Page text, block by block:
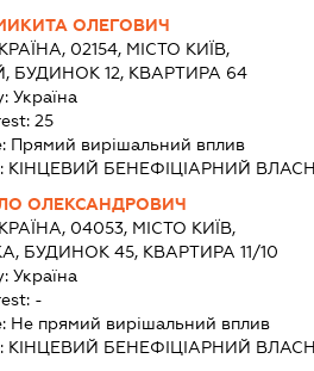
ОЛЕГОВИЧ
02154, МІСТО КИЇВ,
БУДИНОК 12, КВАРТИРА 64
Україна
25
Прямий вирішальний вплив
КІНЦЕВИЙ БЕНЕФІЦІАРНИЙ
ОЛЕКСАНДРОВИЧ
04053, МІСТО КИЇВ,
БУДИНОК 45, КВАРТИРА 11/10
Україна
-
Не прямий вирішальний вплив
КІНЦЕВИЙ БЕНЕФІЦІАРНИЙ